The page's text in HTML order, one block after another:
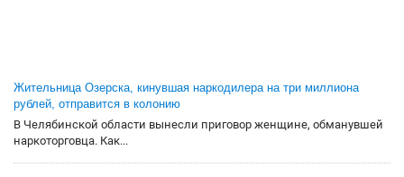
Жительница Озерска, кинувшая наркодилера на три миллиона
рублей, отправится в колонию
В Челябинской области вынесли приговор женщине, обманувшей
наркоторговца. Как...